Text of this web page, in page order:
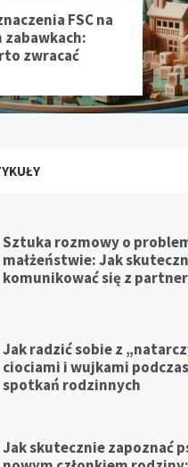
FSC na
zwracać
Sztuka rozmowy o
małżeństwie: Jak
komunikować się z
Jak radzić sobie z
ciociami i wujkami podczas
spotkań rodzinnych
Jak skutecznie zapoznać